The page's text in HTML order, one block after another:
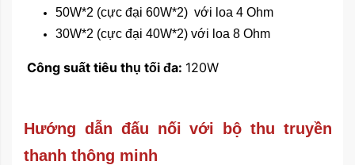
50W*2 (cực đại 60W*2) với loa 4 Ohm
30W*2 (cực đại 40W*2) với loa 8 Ohm
Công suất tiêu thụ tối đa: 120W
Hướng dẫn đấu nối với bộ thu truyền
thanh thông minh